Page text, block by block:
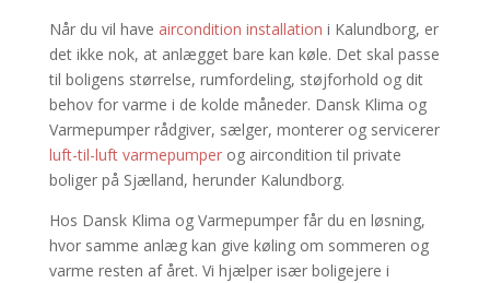
Når du vil have aircondition installation i Kalundborg, er
det ikke nok, at anlægget bare kan køle. Det skal passe
til boligens størrelse, rumfordeling, støjforhold og dit
behov for varme i de kolde måneder. Dansk Klima og
Varmepumper rådgiver, sælger, monterer og servicerer
luft-til-luft varmepumperog aircondition til private
boliger på Sjælland, herunder Kalundborg.
Hos Dansk Klima og Varmepumper får du en løsning,
hvor samme anlæg kan give køling om sommeren og
varme resten af året. Vi hjælper især boligejere i